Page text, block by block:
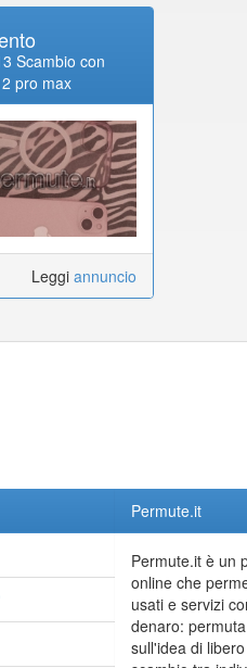
Scambio con
pro max
Leggi annuncio
Permute.it
Permute.it è un
online che
usati e servizi
denaro:
sull'idea di